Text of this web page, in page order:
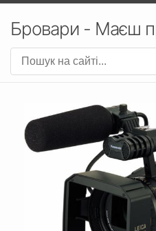
Бровари - Маєш